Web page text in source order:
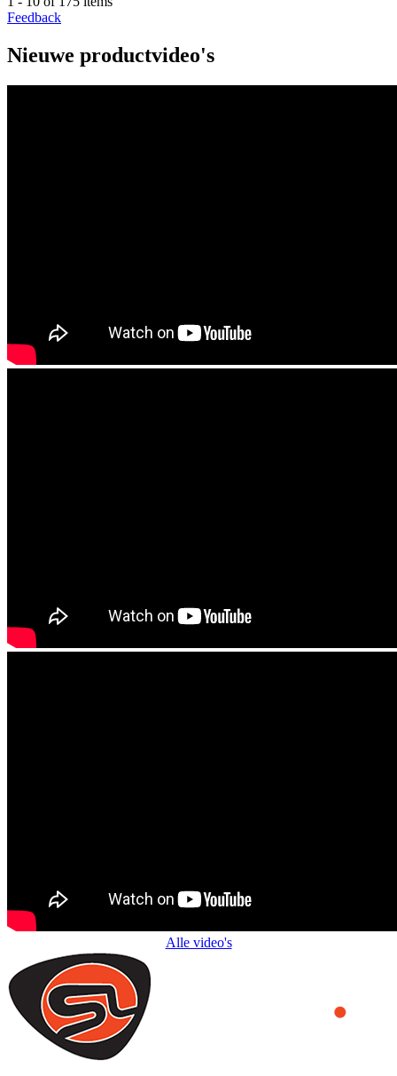
Feedback
Nieuwe productvideo's
Alle video's